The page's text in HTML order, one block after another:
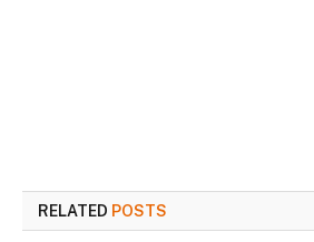
RELATED POSTS